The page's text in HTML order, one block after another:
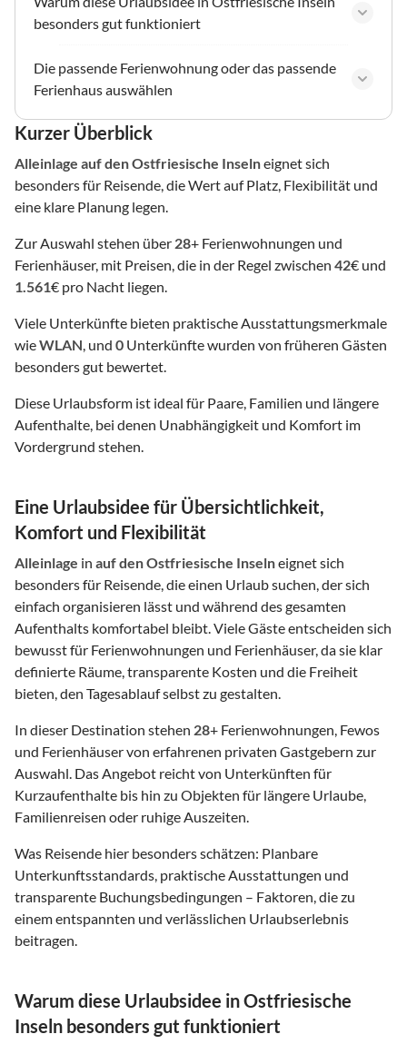
besonders gut funktioniert
Die passende Ferienwohnung oder das passende
Ferienhaus auswählen
Kurzer Überblick
Alleinlage auf den Ostfriesische Inselneignet sich
besonders für Reisende, die Wert auf Platz, Flexibilität und
eine klare Planung legen.
Zur Auswahl stehen über 28+ Ferienwohnungen und
Ferienhäuser, mit Preisen, die in der Regel zwischen 42€ und
1.561€ pro Nacht liegen.
Viele Unterkünfte bieten praktische Ausstattungsmerkmale
wieWLAN, und 0 Unterkünfte wurden von früheren Gästen
besonders gut bewertet.
Diese Urlaubsform ist ideal für Paare, Familien und längere
Aufenthalte, bei denen Unabhängigkeit und Komfort im
Vordergrund stehen.
Eine Urlaubsidee für Übersichtlichkeit,
Komfort und Flexibilität
Alleinlage in auf den Ostfriesische Inselneignet sich
besonders für Reisende, die einen Urlaub suchen, der sich
einfach organisieren lässt und während des gesamten
Aufenthalts komfortabel bleibt. Viele Gäste entscheiden sich
bewusst für Ferienwohnungen und Ferienhäuser, da sie klar
definierte Räume, transparente Kosten und die Freiheit
bieten, den Tagesablauf selbst zu gestalten.
In dieser Destination stehen 28+ Ferienwohnungen, Fewos
und Ferienhäuser von erfahrenen privaten Gastgebern zur
Auswahl. Das Angebot reicht von Unterkünften für
Kurzaufenthalte bis hin zu Objekten für längere Urlaube,
Familienreisen oder ruhige Auszeiten.
Was Reisende hier besonders schätzen: Planbare
Unterkunftsstandards, praktische Ausstattungen und
transparente Buchungsbedingungen – Faktoren, die zu
einem entspannten und verlässlichen Urlaubserlebnis
beitragen.
Warum diese Urlaubsidee in Ostfriesische
Inseln besonders gut funktioniert